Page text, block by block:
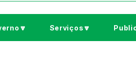
Serviços🔽